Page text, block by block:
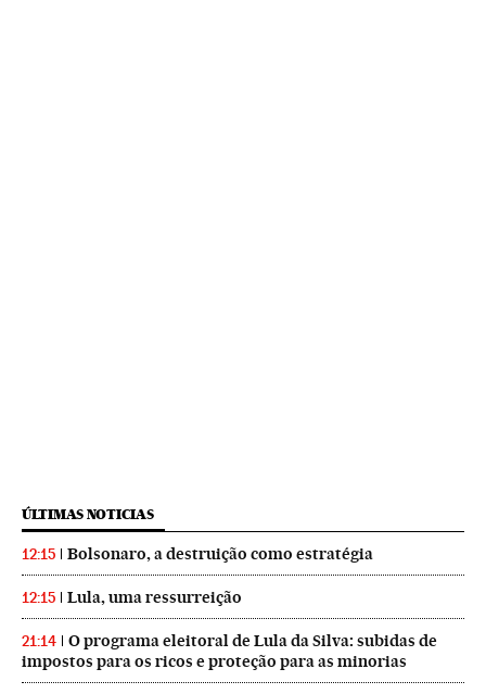
ÚLTIMAS NOTICIAS
12:15 Bolsonaro, a destruição como estratégia
12:15 Lula, uma ressurreição
21:14
O programa eleitoral de Lula da Silva: subidas de
impostos para os ricos e proteção para as minorias